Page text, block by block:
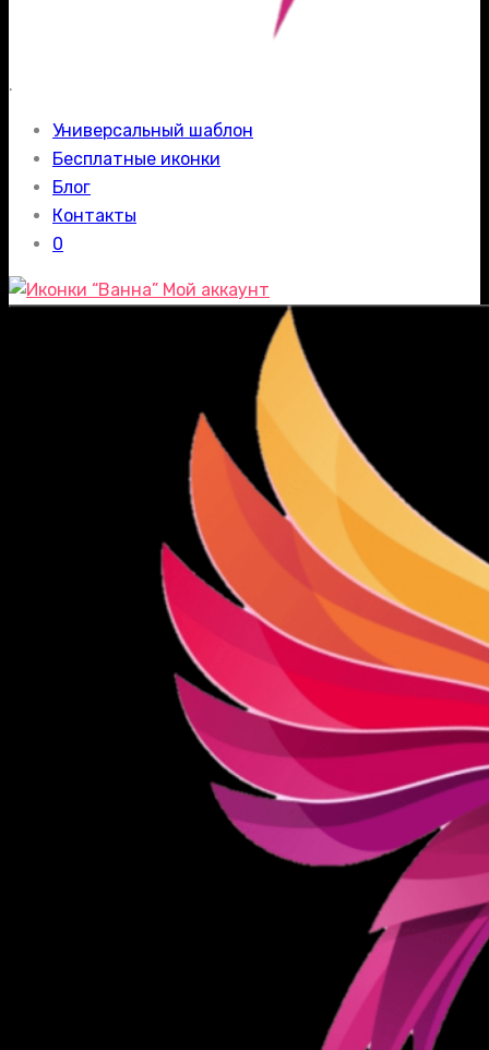
.
Универсальный шаблон
Бесплатные иконки
Блог
Контакты
0
Мой аккаунт